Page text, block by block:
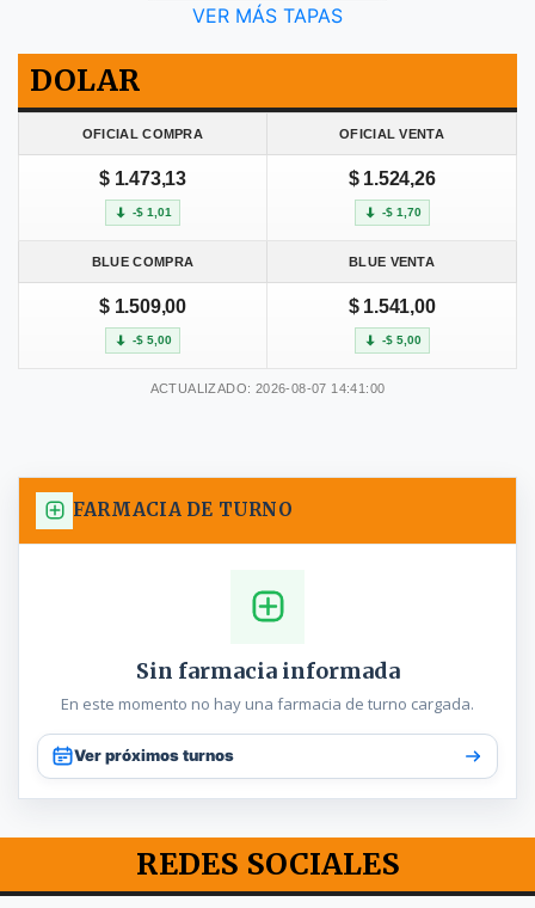
VER MÁS TAPAS
DOLAR
OFICIAL COMPRA OFICIAL VENTA
$ 1.473,13
-$ 1,01
$ 1.524,26
-$ 1,70
BLUE COMPRA BLUE VENTA
$ 1.509,00
-$ 5,00
$ 1.541,00
-$ 5,00
ACTUALIZADO: 2026-08-07 14:41:00
FARMACIA DE TURNO
Sin farmacia informada
En este momento no hay una farmacia de turno cargada.
Ver próximos turnos
REDES SOCIALES